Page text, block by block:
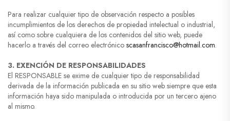
Para realizar cualquier tipo de observación respecto a posibles
incumplimientos de los derechos de propiedad intelectual o industrial,
así como sobre cualquiera de los contenidos del sitio web, puede
hacerlo a través del correo electrónico scasanfrancisco@hotmail.com.
3. EXENCIÓN DE RESPONSABILIDADES
El RESPONSABLE se exime de cualquier tipo de responsabilidad
derivada de la información publicada en su sitio web siempre que esta
información haya sido manipulada o introducida por un tercero ajeno
al mismo.